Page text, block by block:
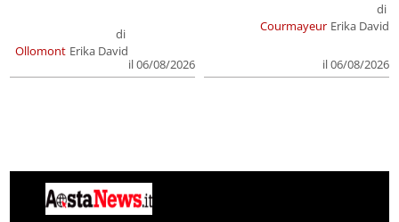
Ollomont
di
Erika David
il 06/08/2026
Courmayeur
di
Erika David
il 06/08/2026